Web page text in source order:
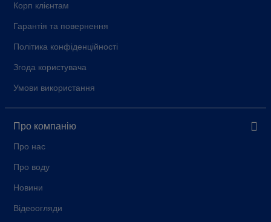
Корп клієнтам
Гарантія та повернення
Політика конфіденційності
Згода користувача
Умови використання
Про компанію
Про нас
Про воду
Новини
Відеоогляди